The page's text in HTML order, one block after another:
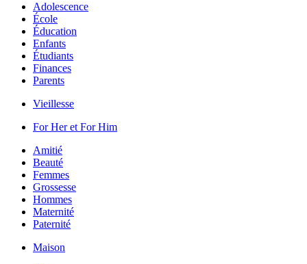
Adolescence
École
Éducation
Enfants
Étudiants
Finances
Parents
Vieillesse
For Her et For Him
Amitié
Beauté
Femmes
Grossesse
Hommes
Maternité
Paternité
Maison